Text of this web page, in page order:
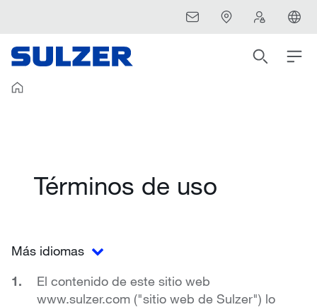
Términos de uso
Más idiomas
El contenido de este sitio web
www.sulzer.com ("sitio web de Sulzer") lo